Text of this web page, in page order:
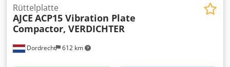
Dordrecht 612 km
Rüttelplatte
AJCE ACP15 Vibration Plate
Compactor, VERDICHTER